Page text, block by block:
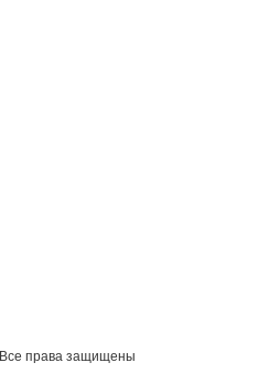
Все права защищены